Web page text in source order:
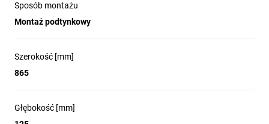
Sposób montażu
Montaż podtynkowy
Szerokość [mm]
865
Głębokość [mm]